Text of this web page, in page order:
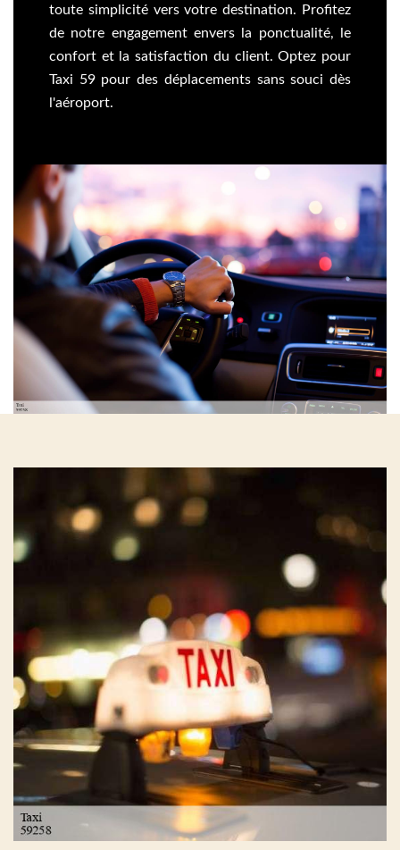
toute simplicité vers votre destination. Profitez
de notre engagement envers la ponctualité, le
confort et la satisfaction du client. Optez pour
Taxi 59 pour des déplacements sans souci dès
l'aéroport.